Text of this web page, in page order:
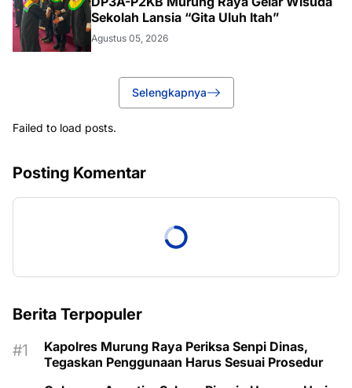
Sekolah Lansia “Gita Uluh Itah”
Agustus 05, 2026
Selengkapnya
Failed to load posts.
Posting Komentar
Berita Terpopuler
Kapolres Murung Raya Periksa Senpi Dinas,
Tegaskan Penggunaan Harus Sesuai Prosedur